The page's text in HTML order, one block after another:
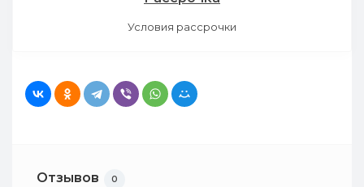
Условия рассрочки
Отзывов 0